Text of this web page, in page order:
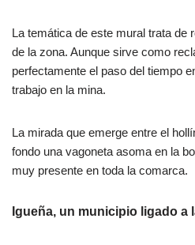
La temática de este mural trata de
de la zona. Aunque sirve como
perfectamente el paso del tiempo
trabajo en la mina.
La mirada que emerge entre el
fondo una vagoneta asoma en la
muy presente en toda la comarca.
Igueña, un municipio ligado a